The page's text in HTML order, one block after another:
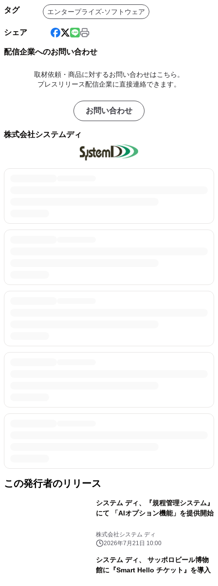
タグ エンタープライズ-ソフトウェア
シェア
配信企業へのお問い合わせ
取材依頼・商品に対するお問い合わせはこちら。
プレスリリース配信企業に直接連絡できます。
お問い合わせ
株式会社システムディ
この発行者のリリース
システム ディ、『規程管理システム』
にて 「AIオプション機能」を提供開始
株式会社システム ディ
2026年7月21日 10:00
システム ディ、 サッポロビール博物
館に『Smart Hello チケット』を導入